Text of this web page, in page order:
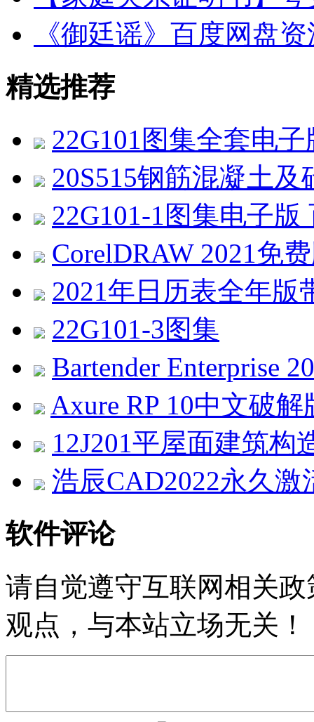
《御廷谣》百度网盘
精选推荐
22G101图集全套电
20S515钢筋混凝土
22G101-1图集电子版
CorelDRAW 2021免
2021年日历表全年版
22G101-3图集
Bartender Enterprise
Axure RP 10中文破解
12J201平屋面建筑构
浩辰CAD2022永久激
软件评论
请自觉遵守互联网相关
观点，与本站立场无关！